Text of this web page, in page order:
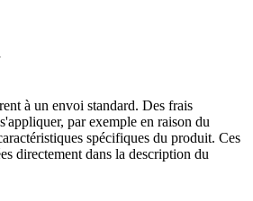
à un envoi standard. Des frais
par exemple en raison du
spécifiques du produit. Ces
directement dans la description du